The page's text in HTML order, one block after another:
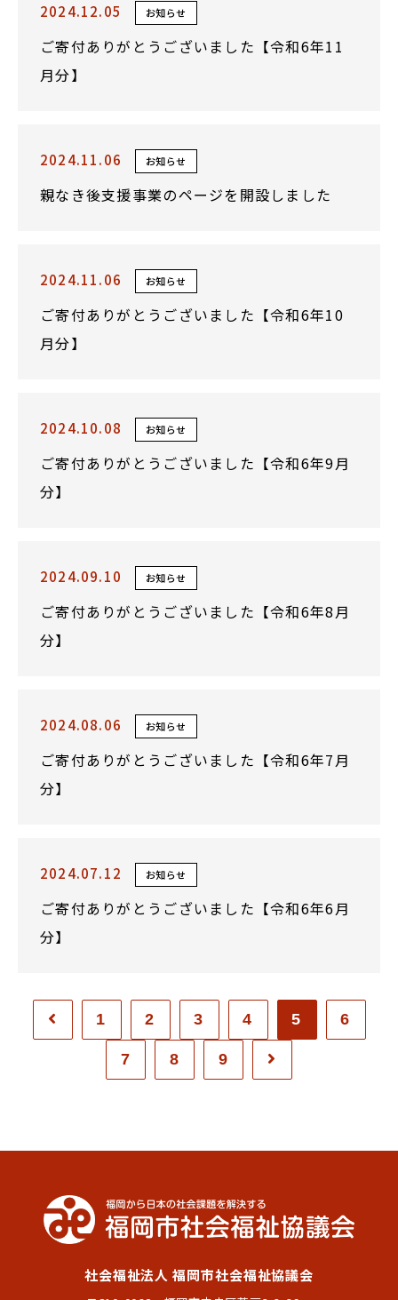
2024.12.05 お知らせ
ご寄付ありがとうございました【令和6年11
月分】
2024.11.06 お知らせ
親なき後支援事業のページを開設しました
2024.11.06 お知らせ
ご寄付ありがとうございました【令和6年10
月分】
2024.10.08 お知らせ
ご寄付ありがとうございました【令和6年9月
分】
2024.09.10 お知らせ
ご寄付ありがとうございました【令和6年8月
分】
2024.08.06 お知らせ
ご寄付ありがとうございました【令和6年7月
分】
2024.07.12 お知らせ
ご寄付ありがとうございました【令和6年6月
分】
1 2 3 4 5 6
7 8 9
社会福祉法人 福岡市社会福祉協議会